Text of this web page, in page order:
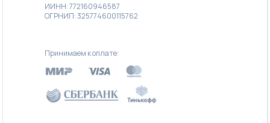
Принимаем к оплате:
ИИНН: 772160946587
ОГРНИП: 325774600115762